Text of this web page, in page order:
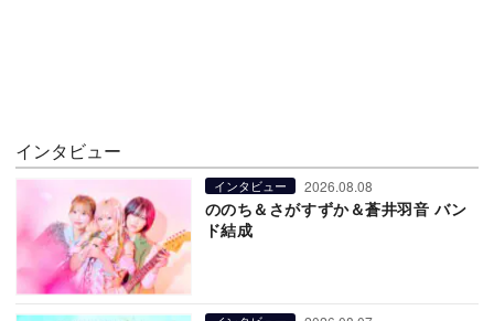
インタビュー
インタビュー 2026.08.08
ののち＆さがすずか＆蒼井羽音 バン
ド結成